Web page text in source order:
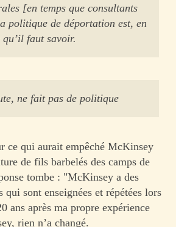
[en temps que consultants
politique de déportation est, en
qu’il faut savoir.
ne fait pas de politique
ce qui aurait empêché McKinsey
de fils barbelés des camps de
tombe : "McKinsey a des
sont enseignées et répétées lors
ans après ma propre expérience
rien n’a changé.